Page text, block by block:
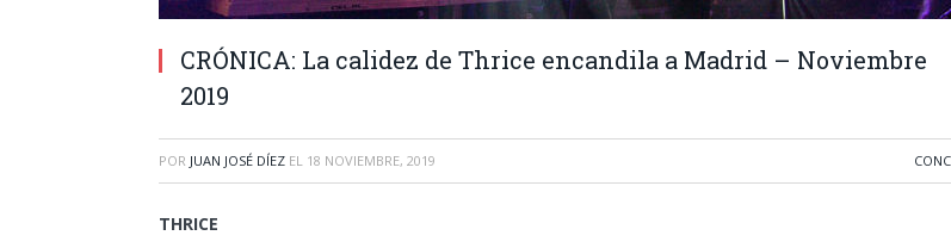
CRÓNICA: La calidez de Thrice encandila a Madrid – Noviembre
2019
POR JUAN JOSÉ DÍEZ EL 18 NOVIEMBRE, 2019
THRICE